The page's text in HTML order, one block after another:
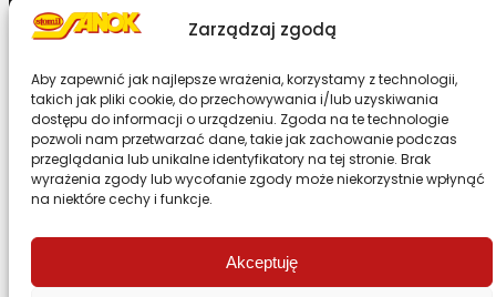
Zarządzaj zgodą
Aby zapewnić jak najlepsze wrażenia, korzystamy z technologii,
takich jak pliki cookie, do przechowywania i/lub uzyskiwania
dostępu do informacji o urządzeniu. Zgoda na te technologie
pozwoli nam przetwarzać dane, takie jak zachowanie podczas
przeglądania lub unikalne identyfikatory na tej stronie. Brak
wyrażenia zgody lub wycofanie zgody może niekorzystnie wpłynąć
na niektóre cechy i funkcje.
Akceptuję
warunki korzystania z serwisu
Chcesz zostać dystrybutorem?
Design & Code by Foxstudio.eu